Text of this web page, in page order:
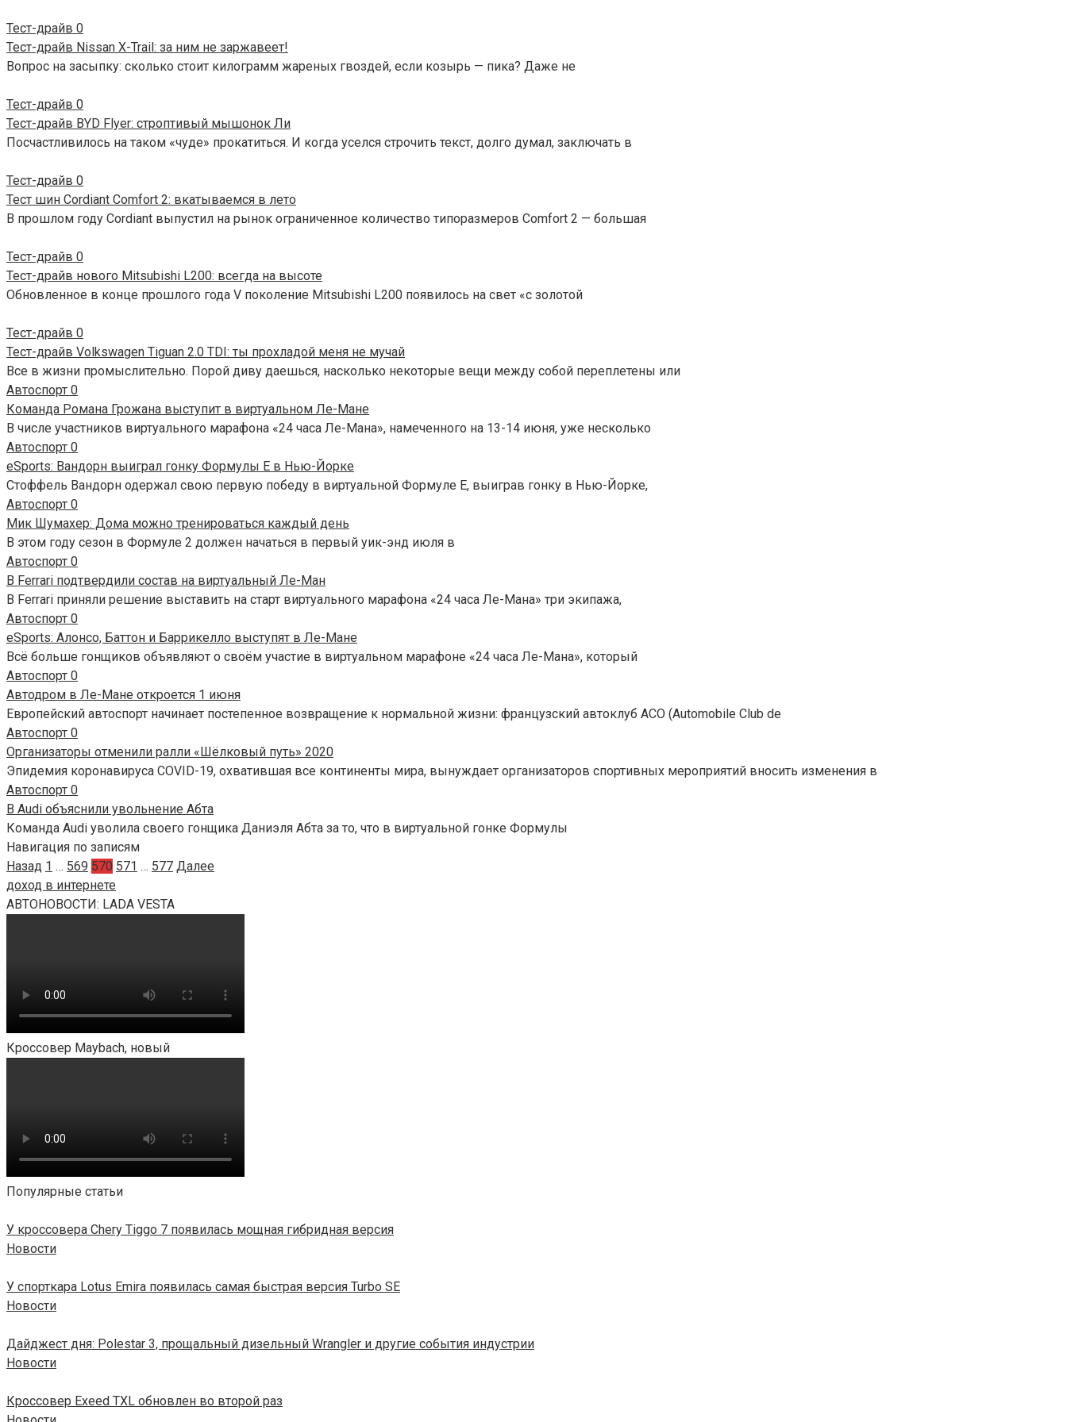
Тест-драйв 0
Тест-драйв Nissan X-Trail: за ним не заржавеет!
Вопрос на засыпку: сколько стоит килограмм жареных гвоздей, если козырь — пика? Даже не
Тест-драйв 0
Тест-драйв BYD Flyer: строптивый мышонок Ли
Посчастливилось на таком «чуде» прокатиться. И когда уселся строчить текст, долго думал, заключать в
Тест-драйв 0
Тест шин Cordiant Comfort 2: вкатываемся в лето
В прошлом году Cordiant выпустил на рынок ограниченное количество типоразмеров Comfort 2 — большая
Тест-драйв 0
Тест-драйв нового Mitsubishi L200: всегда на высоте
Обновленное в конце прошлого года V поколение Mitsubishi L200 появилось на свет «с золотой
Тест-драйв 0
Тест-драйв Volkswagen Tiguan 2.0 TDI: ты прохладой меня не мучай
Все в жизни промыслительно. Порой диву даешься, насколько некоторые вещи между собой переплетены или
Автоспорт 0
Команда Романа Грожана выступит в виртуальном Ле-Мане
В числе участников виртуального марафона «24 часа Ле-Мана», намеченного на 13-14 июня, уже несколько
Автоспорт 0
eSports: Вандорн выиграл гонку Формулы E в Нью-Йорке
Стоффель Вандорн одержал свою первую победу в виртуальной Формуле E, выиграв гонку в Нью-Йорке,
Автоспорт 0
Мик Шумахер: Дома можно тренироваться каждый день
В этом году сезон в Формуле 2 должен начаться в первый уик-энд июля в
Автоспорт 0
В Ferrari подтвердили состав на виртуальный Ле-Ман
В Ferrari приняли решение выставить на старт виртуального марафона «24 часа Ле-Мана» три экипажа,
Автоспорт 0
eSports: Алонсо, Баттон и Баррикелло выступят в Ле-Мане
Всё больше гонщиков объявляют о своём участие в виртуальном марафоне «24 часа Ле-Мана», который
Автоспорт 0
Автодром в Ле-Мане откроется 1 июня
Европейский автоспорт начинает постепенное возвращение к нормальной жизни: французский автоклуб ACO (Automobile Club de
Автоспорт 0
Организаторы отменили ралли «Шёлковый путь» 2020
Эпидемия коронавируса COVID-19, охватившая все континенты мира, вынуждает организаторов спортивных мероприятий вносить изменения в
Автоспорт 0
В Audi объяснили увольнение Абта
Команда Audi уволила своего гонщика Даниэля Абта за то, что в виртуальной гонке Формулы
Навигация по записям
Назад 1 … 569 570 571 … 577 Далее
доход в интернете
АВТОНОВОСТИ: LADA VESTA
Кроссовер Maybach, новый
Популярные статьи
У кроссовера Chery Tiggo 7 появилась мощная гибридная версия
Новости
У спорткара Lotus Emira появилась самая быстрая версия Turbo SE
Новости
Дайджест дня: Polestar 3, прощальный дизельный Wrangler и другие события индустрии
Новости
Кроссовер Exeed TXL обновлен во второй раз